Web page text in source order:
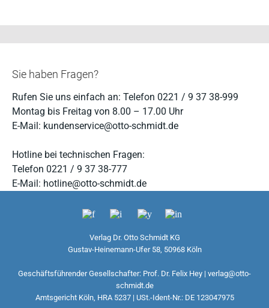
Sie haben Fragen?
Rufen Sie uns einfach an: Telefon 0221 / 9 37 38-999
Montag bis Freitag von 8.00 – 17.00 Uhr
E-Mail: kundenservice@otto-schmidt.de
Hotline bei technischen Fragen:
Telefon 0221 / 9 37 38-777
E-Mail: hotline@otto-schmidt.de
Verlag Dr. Otto Schmidt KG
Gustav-Heinemann-Ufer 58, 50968 Köln
Geschäftsführender Gesellschafter: Prof. Dr. Felix Hey | verlag@otto-
schmidt.de
Amtsgericht Köln, HRA 5237 | USt.-Ident-Nr.: DE 123047975